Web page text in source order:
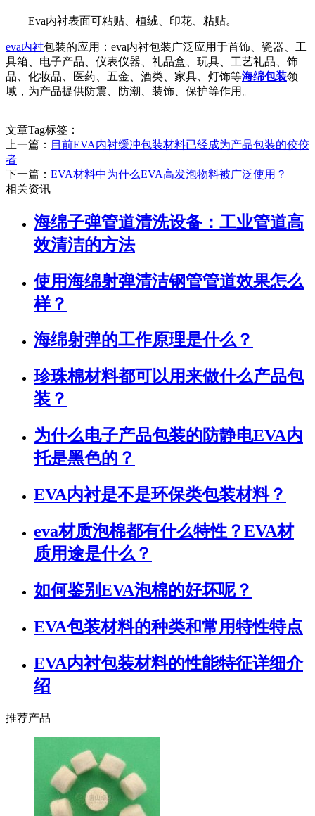
Eva内衬表面可粘贴、植绒、印花、粘贴。
eva内衬包装的应用：eva内衬包装广泛应用于首饰、瓷器、工
具箱、电子产品、仪表仪器、礼品盒、玩具、工艺礼品、饰
品、化妆品、医药、五金、酒类、家具、灯饰等海绵包装领
域，为产品提供防震、防潮、装饰、保护等作用。
文章Tag标签：
上一篇： 目前EVA内衬缓冲包装材料已经成为产品包装的佼佼
者
下一篇： EVA材料中为什么EVA高发泡物料被广泛使用？
相关资讯
海绵子弹管道清洗设备：工业管道高
效清洁的方法
使用海绵射弹清洁钢管管道效果怎么
样？
海绵射弹的工作原理是什么？
珍珠棉材料都可以用来做什么产品包
装？
为什么电子产品包装的防静电EVA内
托是黑色的？
EVA内衬是不是环保类包装材料？
eva材质泡棉都有什么特性？EVA材
质用途是什么？
如何鉴别EVA泡棉的好坏呢？
EVA包装材料的种类和常用特性特点
EVA内衬包装材料的性能特征详细介
绍
推荐产品